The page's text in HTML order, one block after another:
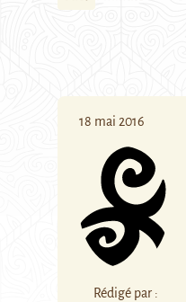
18 mai 2016
Rédigé par :